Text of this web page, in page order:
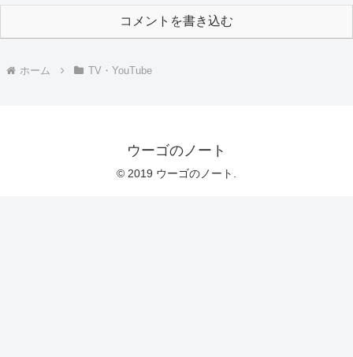
コメントを書き込む
ホーム TV・YouTube
ウーゴのノート
© 2019 ウーゴのノート.